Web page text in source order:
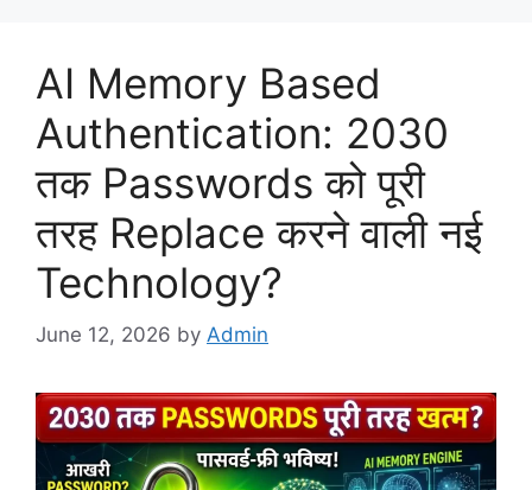
AI Memory Based
Authentication: 2030
तक Passwords को पूरी
तरह Replace करने वाली नई
Technology?
June 12, 2026 by Admin